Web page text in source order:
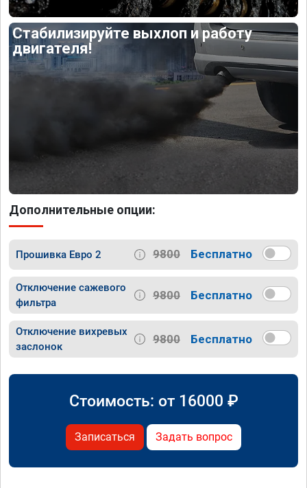
Стабилизируйте выхлоп и работу
двигателя!
Дополнительные опции:
Прошивка Евро 2 9800 Бесплатно
Отключение сажевого
фильтра
9800 Бесплатно
Отключение вихревых
заслонок
9800 Бесплатно
Стоимость: от 16000 ₽
Записаться Задать вопрос